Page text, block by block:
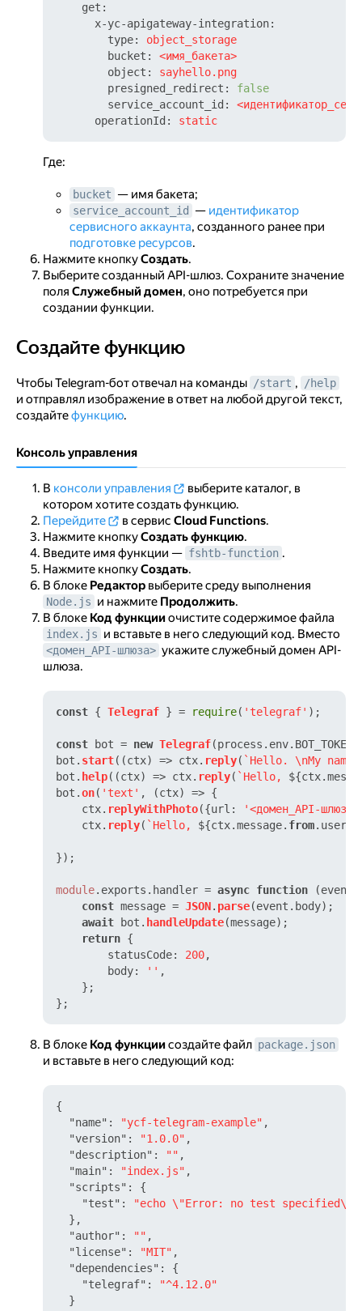
get:
x-yc-apigateway-integration:
type:
object_storage
bucket:
<имя_бакета>
object:
sayhello.png
presigned_redirect:
false
service_account_id:
operationId:
static
Где:
bucket — имя бакета;
service_account_id — идентификатор
сервисного аккаунта, созданного ранее при
подготовке ресурсов.
Нажмите кнопкуСоздать.
Выберите созданный API-шлюз. Сохраните значение
поля Служебный домен, оно потребуется при
создании функции.
Создайте функцию
Создайте функцию
Чтобы Telegram-бот отвечал на команды /start , /help
и отправлял изображение в ответ на любой другой текст,
создайтефункцию.
Консоль управления
В консоли управления
выберите каталог, в
котором хотите создать функцию.
Перейдите
в сервис Cloud Functions.
Нажмите кнопкуСоздать функцию.
Введите имя функции — fshtb-function .
Нажмите кнопкуСоздать.
В блоке Редактор выберите среду выполнения
Node.js и нажмите Продолжить.
В блоке Код функцииочистите содержимое файла
index.js и вставьте в него следующий код. Вместо
<домен_API-шлюза> укажите служебный домен API-
шлюза.
const { Telegraf } = require( 'telegraf' );
const bot = new Telegraf(process. env. BOT_TOKEN
bot. start( (ctx) => ctx. reply( `Hello. \nMy
bot. help( (ctx) => ctx. reply( `Hello,
bot.on( 'text' , (ctx) => {
    ctx.
replyWithPhoto({url :
'<домен_API-
    ctx.
reply( `Hello, ${ctx.message. from
});
module. exports . handler = async function (
const message = JSON. parse(event. body);
await bot. handleUpdate(message);
return {
statusCode: 200,
body: '' ,
    };
В блоке Код функциисоздайте файл package.json
и вставьте в него следующий код:
{
"name" : "ycf-telegram-example" ,
"version" : "1.0.0" ,
"description" : "" ,
"main" : "index.js" ,
"scripts" :
{
"test" :
"echo \"Error: no test specified\"
} ,
"author" : "" ,
"license" : "MIT" ,
"dependencies" :
{
"telegraf" :
"^4.12.0"
}